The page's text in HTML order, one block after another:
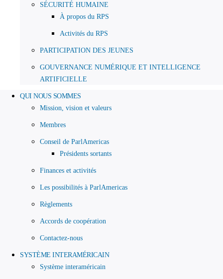
SÉCURITÉ HUMAINE
À propos du RPS
Activités du RPS
PARTICIPATION DES JEUNES
GOUVERNANCE NUMÉRIQUE ET INTELLIGENCE
ARTIFICIELLE
QUI NOUS SOMMES
Mission, vision et valeurs
Membres
Conseil de ParlAmericas
Présidents sortants
Finances et activités
Les possibilités à ParlAmericas
Règlements
Accords de coopération
Contactez-nous
SYSTÈME INTERAMÉRICAIN
Système interaméricain